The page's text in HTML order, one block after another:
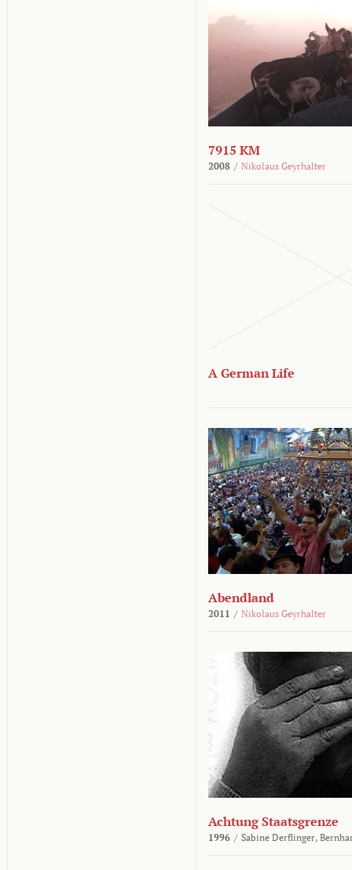
7915 KM
2008 / Nikolaus Geyrhalter
A German Life
Abendland
2011 / Nikolaus Geyrhalter
Achtung Staatsgrenze
1996 / Sabine Derflinger,